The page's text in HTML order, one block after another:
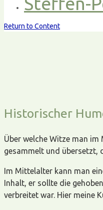
Return to Content
Historischer
Über welche Witze man
gesammelt und übersetzt,
Im Mittelalter kann man
Inhalt, er sollte die
verbreitet war. Hier meine